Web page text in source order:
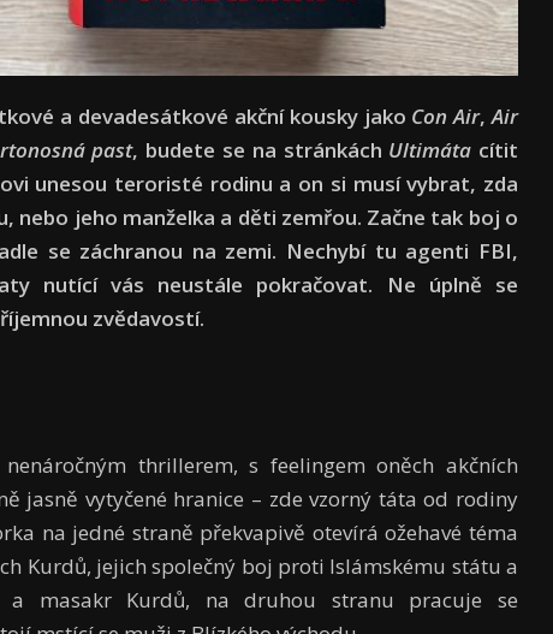
a devadesátkové akční kousky jako Con Air,Air
past, budete se na stránkách Ultimáta cítit
unesou teroristé rodinu a on si musí vybrat, zda
nebo jeho manželka a děti zemřou. Začne tak boj o
se záchranou na zemi. Nechybí tu agenti FBI,
nutící vás neustále pokračovat. Ne úplně se
zvědavostí.
thrillerem, s feelingem oněch akčních
jasně vytyčené hranice – zde vzorný táta od rodiny
na jedné straně překvapivě otevírá ožehavé téma
Kurdů, jejich společný boj proti Islámskému státu a
a masakr Kurdů, na druhou stranu pracuje se